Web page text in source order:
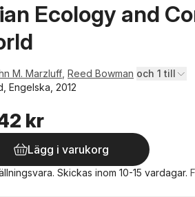
Ecology and
M. Marzluff Reed Bowman och 1 till
Engelska, 2012
kr
Lägg i varukorg
Skickas inom 10-15 vardagar.